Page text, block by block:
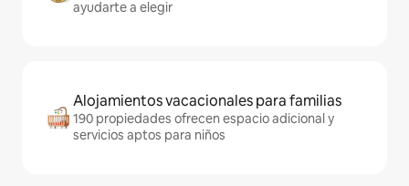
ayudarte a elegir
Alojamientos vacacionales para familias
190 propiedades ofrecen espacio adicional y
servicios aptos para niños